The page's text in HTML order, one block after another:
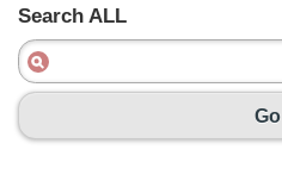
Search ALL
Go